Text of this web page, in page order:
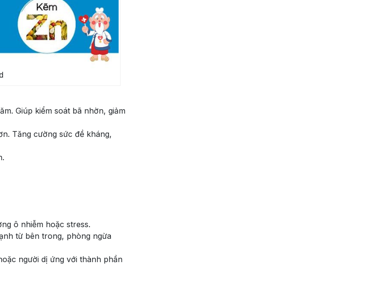
Giúp kiểm soát bã nhờn, giảm
Tăng cường sức đề kháng,
ô nhiễm hoặc stress.
từ bên trong, phòng ngừa
người dị ứng với thành phần